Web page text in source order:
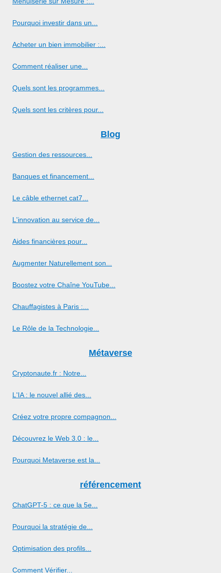
Pourquoi investir dans un...
Acheter un bien immobilier :...
Comment réaliser une...
Quels sont les programmes...
Quels sont les critères pour...
Blog
Gestion des ressources...
Banques et financement...
Le câble ethernet cat7...
L'innovation au service de...
Aides financières pour...
Augmenter Naturellement son...
Boostez votre Chaîne YouTube...
Chauffagistes à Paris :...
Le Rôle de la Technologie...
Métaverse
Cryptonaute.fr : Notre...
L'IA : le nouvel allié des...
Créez votre propre compagnon...
Découvrez le Web 3.0 : le...
Pourquoi Metaverse est la...
référencement
ChatGPT-5 : ce que la 5e...
Pourquoi la stratégie de...
Optimisation des profils...
Comment Vérifier...